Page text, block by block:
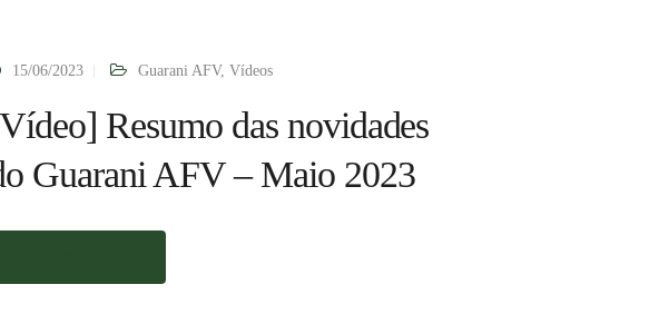
15/06/2023 Guarani AFV, Vídeos
Resumo das novidades
Guarani AFV – Maio 2023